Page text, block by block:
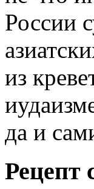
России
из
да и
Рецепт